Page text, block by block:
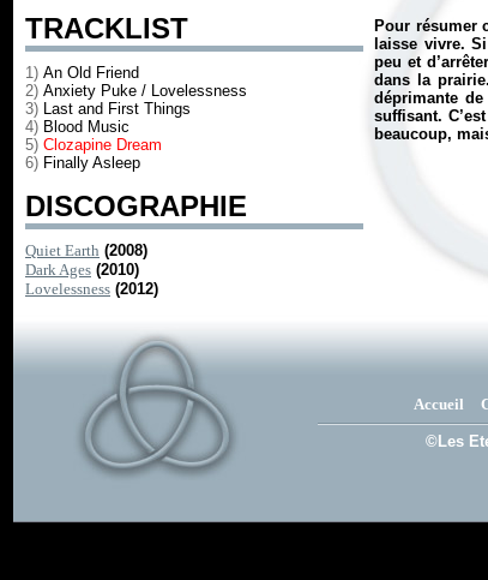
TRACKLIST
1) An Old Friend
2) Anxiety Puke / Lovelessness
3) Last and First Things
4) Blood Music
5) Clozapine Dream
6) Finally Asleep
DISCOGRAPHIE
Quiet Earth (2008)
Dark Ages (2010)
Lovelessness (2012)
Pour résumer
laisse vivre.
peu et
dans la
déprimante
suffisant.
beaucoup,
Accueil
©Les